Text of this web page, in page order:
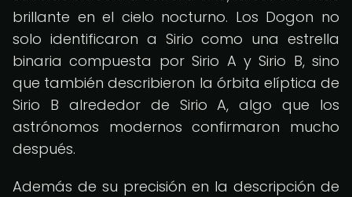
brillante en el cielo nocturno. Los Dogon no
solo identificaron a Sirio como una estrella
binaria compuesta por Sirio A y Sirio B, sino
que también describieron la órbita elíptica de
Sirio B alrededor de Sirio A, algo que los
astrónomos modernos confirmaron mucho
después.
Además de su precisión en la descripción de